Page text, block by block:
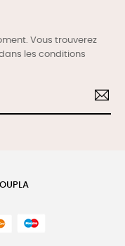
Vous trouverez
les conditions